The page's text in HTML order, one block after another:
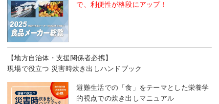
で、利便性が格段にアップ！
【地方自治体・支援関係者必携】
現場で役立つ 災害時炊き出しハンドブック
避難生活での「食」をテーマとした栄養学
的視点での炊き出しマニュアル